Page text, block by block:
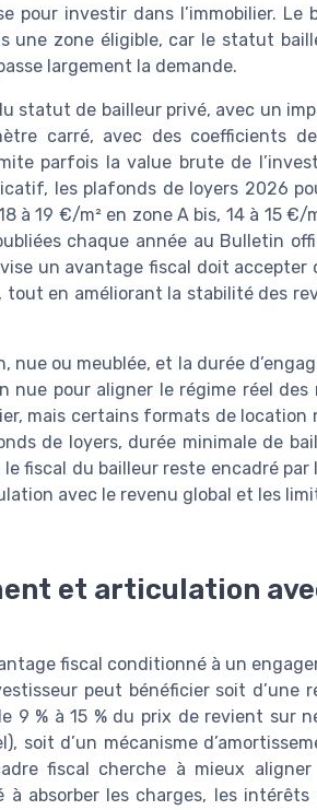
pour investir dans l’immobilier. Le
une zone éligible, car le statut
largement la demande.
statut de bailleur privé, avec un
carré, avec des coefficients
parfois la value brute de
les plafonds de loyers 2026
19 €/m² en zone A bis, 14 à 15 €/
chaque année au Bulletin
un avantage fiscal doit accepter
en améliorant la stabilité des
ou meublée, et la durée
pour aligner le régime réel des
mais certains formats de location
de loyers, durée minimale de
fiscal du bailleur reste encadré par
avec le revenu global et les
et articulation
fiscal conditionné à un
peut bénéficier soit d’une
9 % à 15 % du prix de revient sur
soit d’un mécanisme
fiscal cherche à mieux aligner
absorber les charges, les intérêts